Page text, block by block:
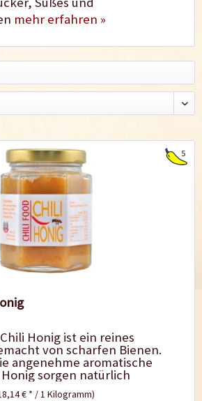
mehr erfahren »
5
Honig ist ein reines
von scharfen Bienen.
angenehme aromatische
sorgen natürlich
sich nicht vorstellen...
€ * / 1 Kilogramm)